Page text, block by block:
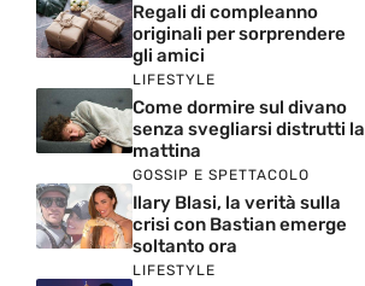
Regali di compleanno
originali per sorprendere
gli amici
LIFESTYLE
Come dormire sul divano
senza svegliarsi distrutti la
mattina
GOSSIP E SPETTACOLO
Ilary Blasi, la verità sulla
crisi con Bastian emerge
soltanto ora
LIFESTYLE